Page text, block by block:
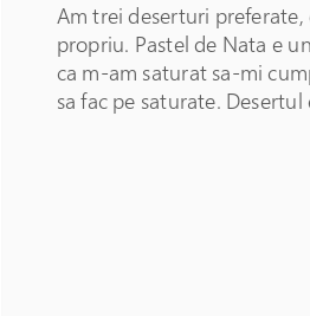
Am trei deserturi preferate,
propriu. Pastel de Nata e
ca m-am saturat sa-mi
sa fac pe saturate.